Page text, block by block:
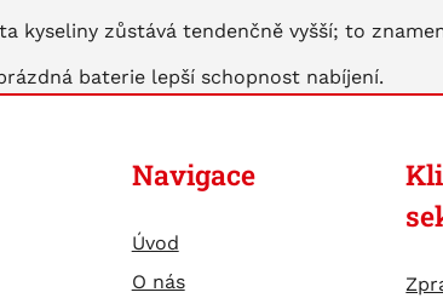
kyseliny zůstává tendenčně vyšší; to
baterie lepší schopnost nabíjení.
Navigace
Úvod
O nás